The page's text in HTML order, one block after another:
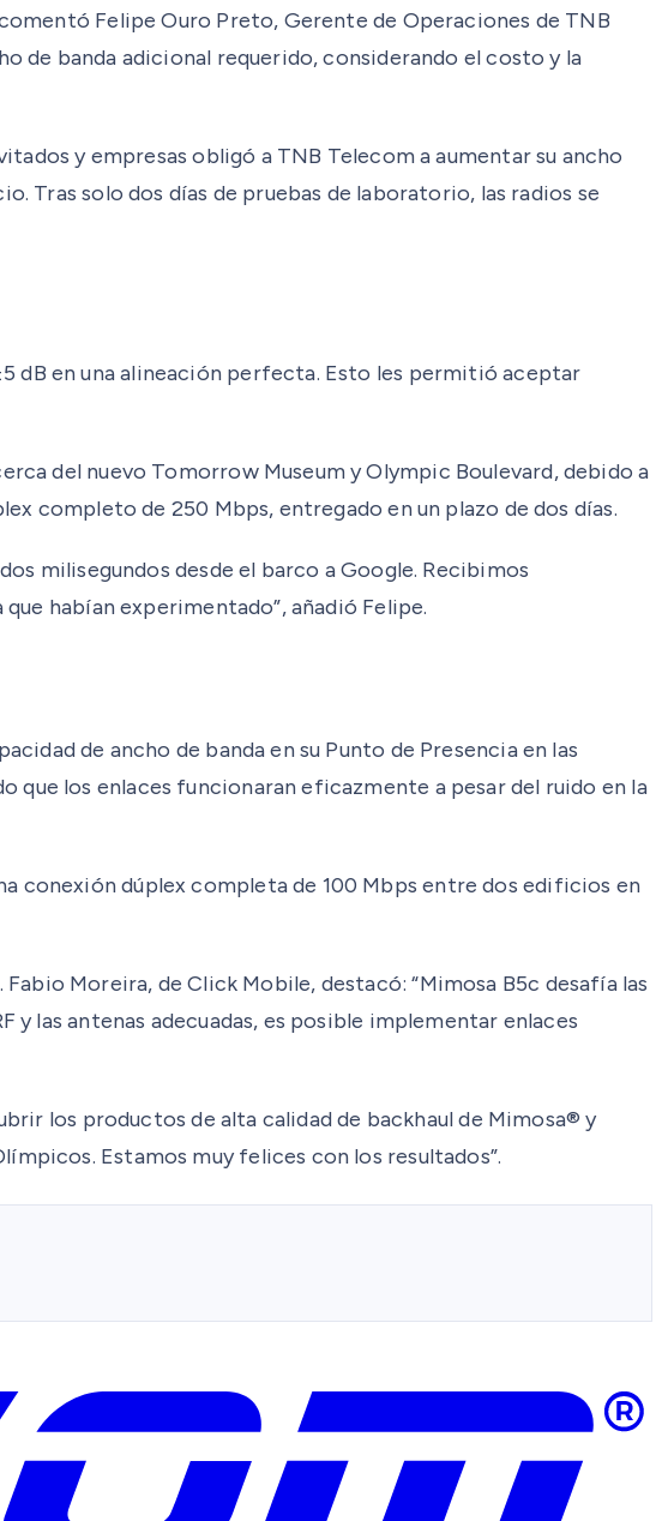
Felipe Ouro Preto, Gerente de Operaciones de TNB
de banda adicional requerido, considerando el costo y la
y empresas obligó a TNB Telecom a aumentar su ancho
Tras solo dos días de pruebas de laboratorio, las radios se
dB en una alineación perfecta. Esto les permitió aceptar
del nuevo Tomorrow Museum y Olympic Boulevard, debido a
completo de 250 Mbps, entregado en un plazo de dos días.
milisegundos desde el barco a Google. Recibimos
habían experimentado”, añadió Felipe.
de ancho de banda en su Punto de Presencia en las
los enlaces funcionaran eficazmente a pesar del ruido en la
conexión dúplex completa de 100 Mbps entre dos edificios en
Moreira, de Click Mobile, destacó: “Mimosa B5c desafía las
las antenas adecuadas, es posible implementar enlaces
los productos de alta calidad de backhaul de Mimosa® y
Estamos muy felices con los resultados”.